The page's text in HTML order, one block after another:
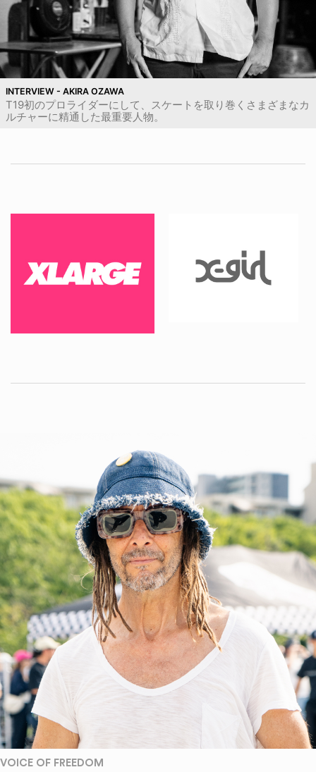
INTERVIEW - AKIRA OZAWA
T19初のプロライダーにして、スケートを取り巻くさまざまなカ
ルチャーに精通した最重要人物。
VOICE OF FREEDOM